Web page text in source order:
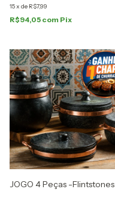
15x de R$7,99
R$94,05 com Pix
JOGO 4 Peças -Flintstones